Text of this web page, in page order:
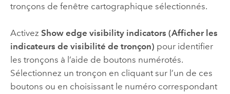
tronçons de fenêtre cartographique sélectionnés.
Activez Show edge visibility indicators (Afficher les
indicateurs de visibilité de tronçon) pour identifier
les tronçons à l’aide de boutons numérotés.
Sélectionnez un tronçon en cliquant sur l’un de ces
boutons ou en choisissant le numéro correspondant